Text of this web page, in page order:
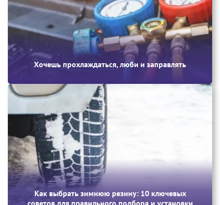
Хочешь прохлаждаться, люби и заправлять
Как выбрать зимнюю резину: 10 ключевых